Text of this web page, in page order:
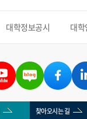
대학정보공시 대
찾아오시는 길